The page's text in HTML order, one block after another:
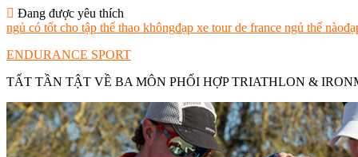
Skip
To
Đang được yêu thích
ngủ có tốt cho tập thể thao khôngđạp xe tour de france ngủ thế nào
ENDURANCE SPORT
TẤT TẦN TẬT VỀ BA MÔN PHỐI HỢP TRIATHLON &